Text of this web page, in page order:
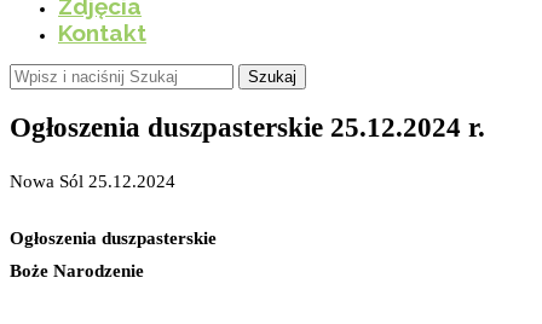
Zdjęcia
Kontakt
Szukaj
Ogłoszenia duszpasterskie 25.12.2024 r.
Nowa Sól 25.12.2024
Ogłoszenia duszpasterskie
Boże Narodzenie